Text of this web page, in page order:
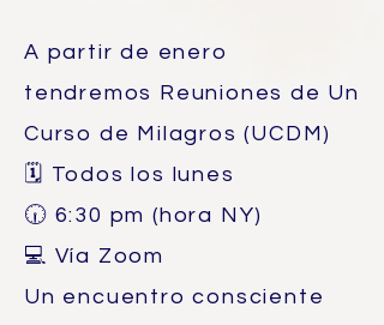
A partir de enero
tendremos Reuniones de Un
Curso de Milagros (UCDM)
🗓 Todos los lunes
🕡 6:30 pm (hora NY)
💻 Vía Zoom
Un encuentro consciente